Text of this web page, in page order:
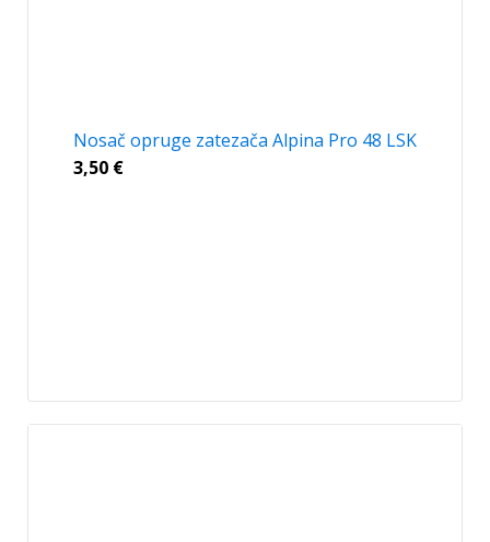
Nosač opruge zatezača Alpina Pro 48 LSK
3,50 €